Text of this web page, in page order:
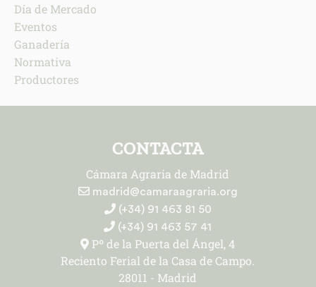
Día de Mercado
Eventos
Ganadería
Normativa
Productores
CONTACTA
Cámara Agraria de Madrid
madrid@camaraagraria.org
(+34) 91 463 81 50
(+34) 91 463 57 41
Pº de la Puerta del Ángel, 4
Reciento Ferial de la Casa de Campo.
28011 - Madrid